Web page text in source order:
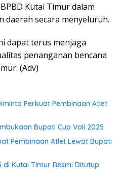
Kutai Timur dalam
daerah secara menyeluruh.
dapat terus menjaga
penanganan bencana
(Adv)
Perkuat Pembinaan Atlet
Bupati Cup Voli 2025
Pembinaan Atlet Lewat Bupati
Kutai Timur Resmi Ditutup